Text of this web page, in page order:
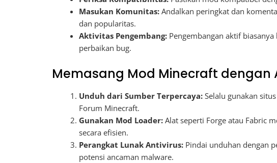
Masukan Komunitas: Andalkan peringkat dan
dan popularitas.
Aktivitas Pengembang: Pengembangan aktif
perbaikan bug.
Memasang Mod Minecraft dengan
Unduh dari Sumber Terpercaya: Selalu gunakan
Forum Minecraft.
Gunakan Mod Loader: Alat seperti Forge atau Fabric
secara efisien.
Perangkat Lunak Antivirus: Pindai unduhan dengan
potensi ancaman malware.